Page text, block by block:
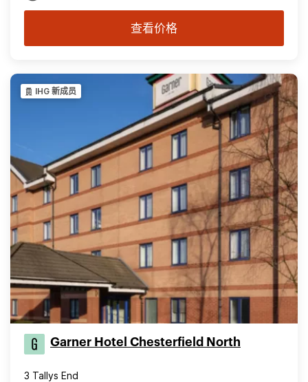
查看价格
IHG 新成员
Garner Hotel Chesterfield North
3 Tallys End